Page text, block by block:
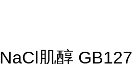
肌醇 GB127